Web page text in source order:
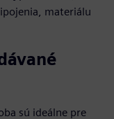
materiálu
sú ideálne pre